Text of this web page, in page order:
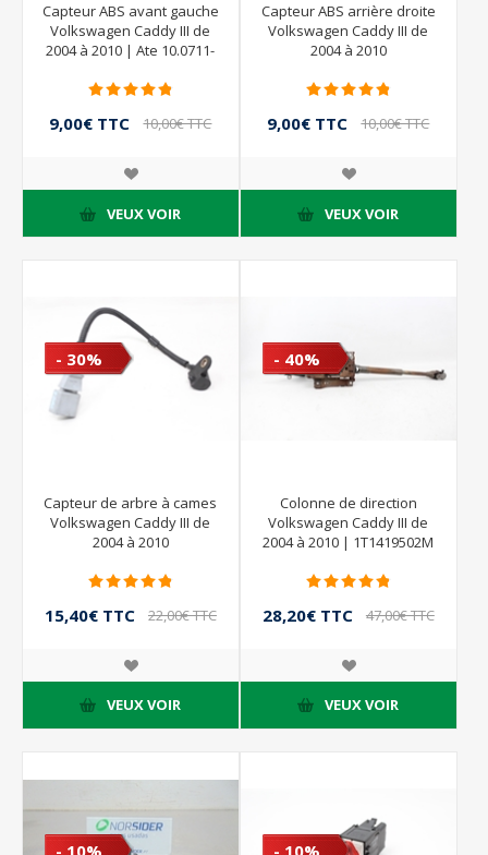
Capteur ABS avant gauche
Volkswagen Caddy III de
2004 à 2010 | Ate 10.0711-
9,00€ TTC 10,00€ TTC
VEUX VOIR
Capteur ABS arrière droite
Volkswagen Caddy III de
2004 à 2010
9,00€ TTC 10,00€ TTC
VEUX VOIR
- 30%
Capteur de arbre à cames
Volkswagen Caddy III de
2004 à 2010
15,40€ TTC 22,00€ TTC
VEUX VOIR
- 40%
Colonne de direction
Volkswagen Caddy III de
2004 à 2010 | 1T1419502M
28,20€ TTC 47,00€ TTC
VEUX VOIR
- 10% - 10%